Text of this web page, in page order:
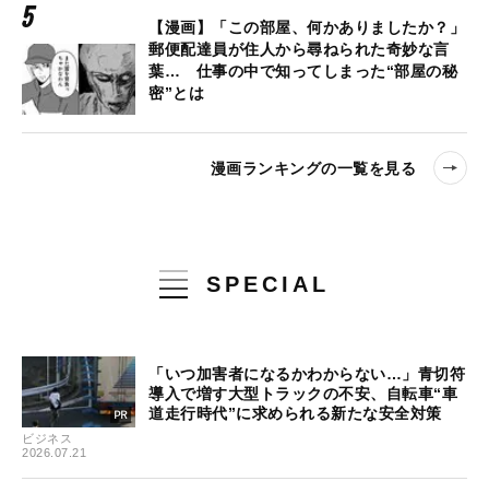
【漫画】「この部屋、何かありましたか？」
郵便配達員が住人から尋ねられた奇妙な言
葉… 仕事の中で知ってしまった“部屋の秘
密”とは
漫画ランキングの一覧を見る
SPECIAL
ビジネス
2026.07.21
「いつ加害者になるかわからない…」青切符
導入で増す大型トラックの不安、自転車“車
道走行時代”に求められる新たな安全対策